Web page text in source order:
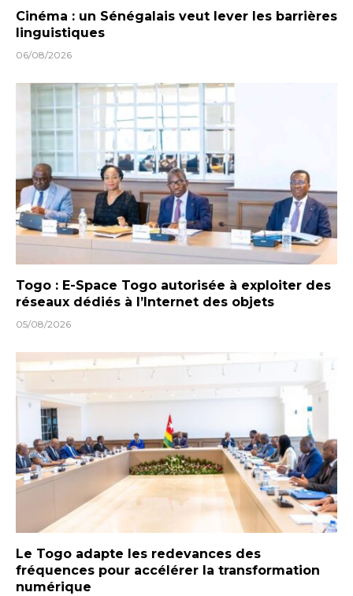
Cinéma : un Sénégalais veut lever les barrières
linguistiques
06/08/2026
Togo : E-Space Togo autorisée à exploiter des
réseaux dédiés à l’Internet des objets
05/08/2026
Le Togo adapte les redevances des
fréquences pour accélérer la transformation
numérique